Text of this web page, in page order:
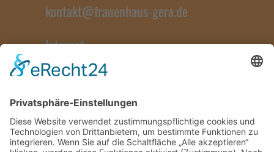
kontakt@frauenhaus-gera.de
Internet:
www.frauenhaus-gera.de